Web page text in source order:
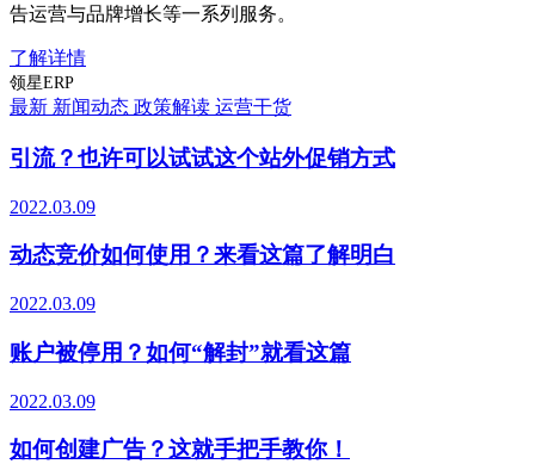
告运营与品牌增长等一系列服务。
了解详情
领星ERP
最新 新闻动态 政策解读 运营干货
引流？也许可以试试这个站外促销方式
2022.03.09
动态竞价如何使用？来看这篇了解明白
2022.03.09
账户被停用？如何“解封”就看这篇
2022.03.09
如何创建广告？这就手把手教你！